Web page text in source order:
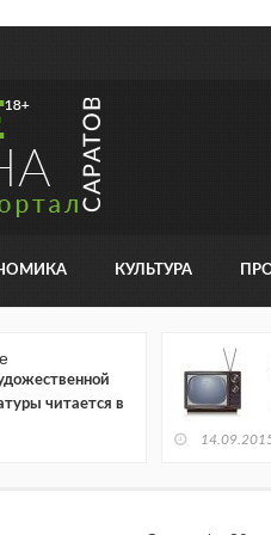
КУЛЬТУРА
читается в